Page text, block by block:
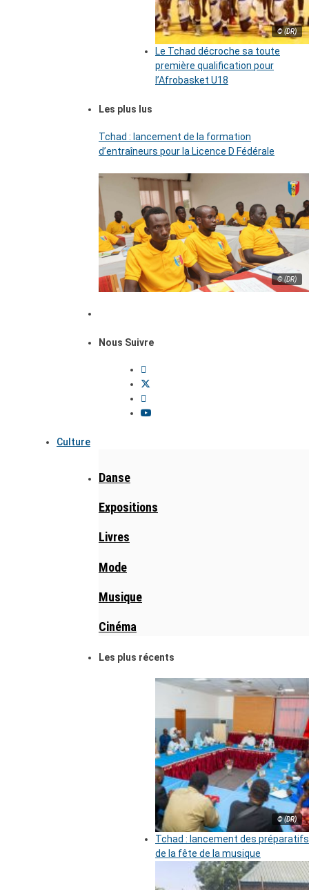
© (DR)
Le Tchad décroche sa toute
première qualification pour
l’Afrobasket U18
Les plus lus
Tchad : lancement de la formation
d’entraîneurs pour la Licence D Fédérale
© (DR)
Nous Suivre
Culture
Danse
Expositions
Livres
Mode
Musique
Cinéma
Les plus récents
© (DR)
Tchad : lancement des préparatifs
de la fête de la musique